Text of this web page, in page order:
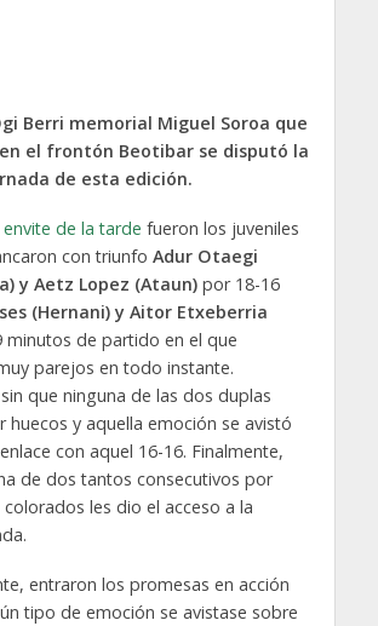
Berri memorial Miguel Soroa que
el frontón Beotibar se disputó la
de esta edición.
de la tarde fueron los juveniles
con triunfo Adur Otaegi
y Aetz Lopez (Ataun)por 18-16
(Hernani) y Aitor Etxeberria
minutos de partido en el que
parejos en todo instante.
que ninguna de las dos duplas
huecos y aquella emoción se avistó
con aquel 16-16. Finalmente,
de dos tantos consecutivos por
les dio el acceso a la
entraron los promesas en acción
tipo de emoción se avistase sobre